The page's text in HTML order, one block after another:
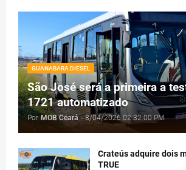
GUANABARA DIESEL
São José será a primeira a
1721 automatizado
Por MOB Ceará - 8/04/2026 02:32:00 PM
Crateús adquire dois
TRUE